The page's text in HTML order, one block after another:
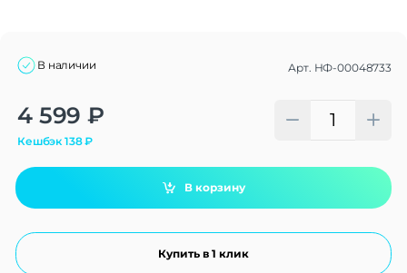
В наличии Арт. НФ-00048733
4 599 ₽
Кешбэк138₽
В корзину
Купить в 1 клик
Alternative: